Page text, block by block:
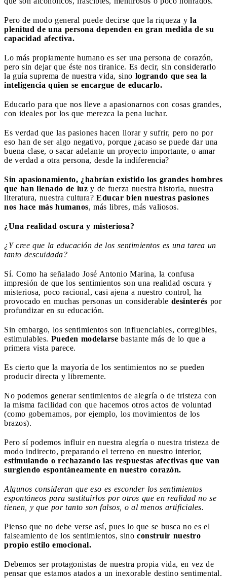
Pero de modo general puede decirse que la riqueza y la
plenitud de una persona dependen en gran medida de su
capacidad afectiva.
Lo más propiamente humano es ser una persona de corazón,
pero sin dejar que éste nos tiranice. Es decir, sin considerarlo
la guía suprema de nuestra vida, sino logrando que sea la
inteligencia quien se encargue de educarlo.
Educarlo para que nos lleve a apasionarnos con cosas grandes,
con ideales por los que merezca la pena luchar.
Es verdad que las pasiones hacen llorar y sufrir, pero no por
eso han de ser algo negativo, porque ¿acaso se puede dar una
buena clase, o sacar adelante un proyecto importante, o amar
de verdad a otra persona, desde la indiferencia?
Sin apasionamiento, ¿habrían existido los grandes hombres
que han llenado de luz y de fuerza nuestra historia, nuestra
literatura, nuestra cultura? Educar bien nuestras pasiones
nos hace más humanos, más libres, más valiosos.
¿Una realidad oscura y misteriosa?
¿Y cree que la educación de los sentimientos es una tarea un
tanto descuidada?
Sí. Como ha señalado José Antonio Marina, la confusa
impresión de que los sentimientos son una realidad oscura y
misteriosa, poco racional, casi ajena a nuestro control, ha
provocado en muchas personas un considerable desinterés por
profundizar en su educación.
Sin embargo, los sentimientos son influenciables, corregibles,
estimulables. Pueden modelarse bastante más de lo que a
primera vista parece.
Es cierto que la mayoría de los sentimientos no se pueden
producir directa y libremente.
No podemos generar sentimientos de alegría o de tristeza con
la misma facilidad con que hacemos otros actos de voluntad
(como gobernamos, por ejemplo, los movimientos de los
brazos).
Pero sí podemos influir en nuestra alegría o nuestra tristeza de
modo indirecto, preparando el terreno en nuestro interior,
estimulando o rechazando las respuestas afectivas que van
surgiendo espontáneamente en nuestro corazón.
Algunos consideran que eso es esconder los sentimientos
espontáneos para sustituirlos por otros que en realidad no se
tienen, y que por tanto son falsos, o al menos artificiales.
Pienso que no debe verse así, pues lo que se busca no es el
falseamiento de los sentimientos, sino construir nuestro
propio estilo emocional.
Debemos ser protagonistas de nuestra propia vida, en vez de
pensar que estamos atados a un inexorable destino sentimental.